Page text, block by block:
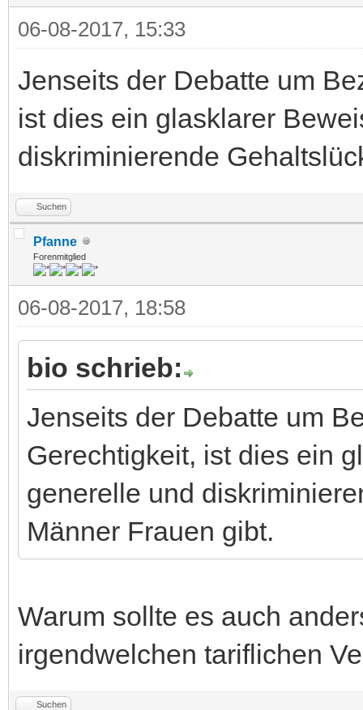
06-08-2017, 15:33
Jenseits der Debatte um
ist dies ein glasklarer
diskriminierende
Suchen
Pfanne
Forenmitglied
06-08-2017, 18:58
bio schrieb:
Jenseits der Debatte um
Gerechtigkeit, ist dies ein
generelle und
Männer Frauen gibt.
Warum sollte es auch
irgendwelchen tariflichen
Suchen